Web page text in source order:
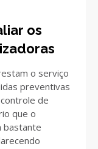
os
o serviço
preventivas
de
que o
bastante